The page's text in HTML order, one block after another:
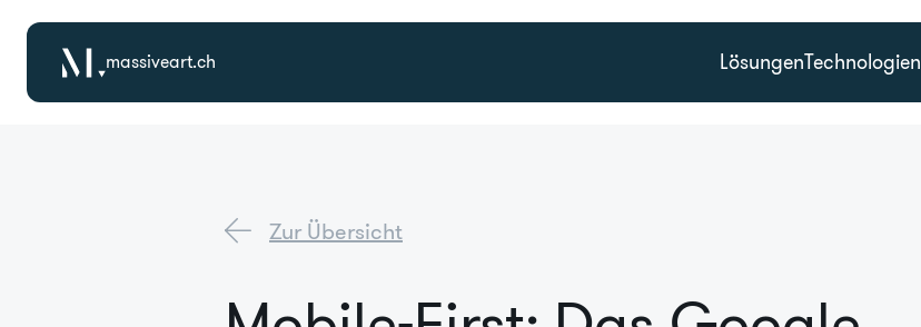
massiveart.ch LösungenTechnologien
Zur Übersicht